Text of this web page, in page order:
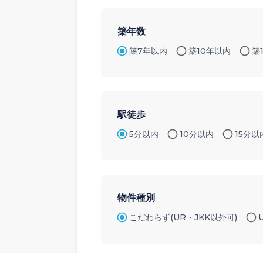
築年数
築7年以内 築10年以内 築
駅徒歩
5分以内 10分以内 15分以
物件種別
こだわらず(UR・JKK以外可)